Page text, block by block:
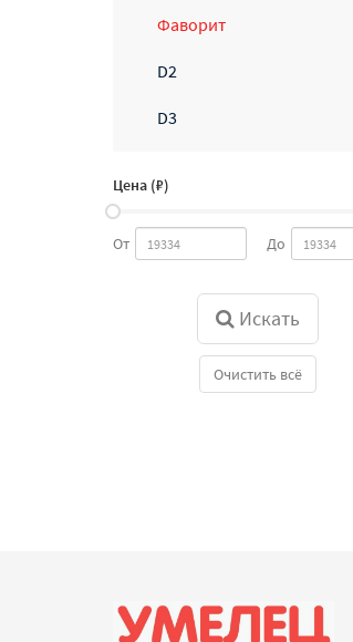
Фаворит
D2
D3
Цена (₽)
От До
Искать
Очистить всё